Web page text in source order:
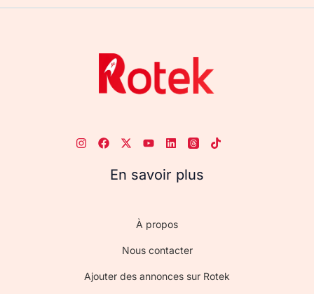
En savoir plus
À propos
Nous contacter
Ajouter des annonces sur Rotek